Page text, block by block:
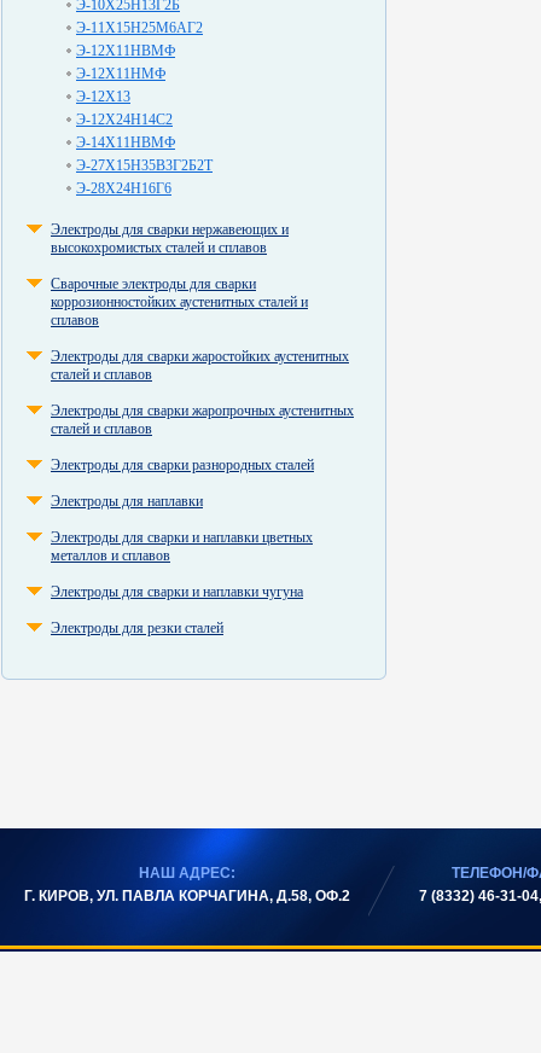
Э-10Х25Н13Г2Б
Э-11Х15Н25М6АГ2
Э-12Х11НВМФ
Э-12Х11НМФ
Э-12Х13
Э-12Х24Н14С2
Э-14Х11НВМФ
Э-27Х15Н35В3Г2Б2Т
Э-28Х24Н16Г6
Электроды для сварки нержавеющих и
высокохромистых сталей и сплавов
Сварочные электроды для сварки
коррозионностойких аустенитных сталей и
сплавов
Электроды для сварки жаростойких аустенитных
сталей и сплавов
Электроды для сварки жаропрочных аустенитных
сталей и сплавов
Электроды для сварки разнородных сталей
Электроды для наплавки
Электроды для сварки и наплавки цветных
металлов и сплавов
Электроды для сварки и наплавки чугуна
Электроды для резки сталей
НАШ АДРЕС:
Г. КИРОВ, УЛ. ПАВЛА КОРЧАГИНА, Д.58, ОФ.2
ТЕЛЕФОН/
7 (8332) 46-31-